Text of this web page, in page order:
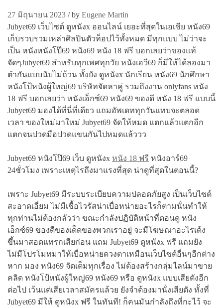
27 มิถุนายน 2023 / by Eugene Martin
Jubyet69 เว็บไซต์ ดูหนังx ออนไลน์ เยอะที่สุดในเอเชีย หนัง69
เก็บรวบรวมเหล่าศิลปินตัวท็อปไว้ทั้งหมด มีทุกแบบ ไม่ว่าจะ
เป็น หนังหนังโป๊69 หนัง69 หนัง 18 ฟรี บอกเลยว่าของแท้
จัดๆJubyet69 สำหรับทุกเพศทุกวัย หนังเอวี69 ก็มีให้ได้ลองมา
ตำกันแบบนับไม่ถ้วน ทั้งยัง ดูหนังx นักเรียน หนัง69 นักศึกษา
หนังโป้หนังผู้ใหญ่69 บริษัทจัดหาคู่ รวมถึงงาน onlyfans หนัง
18 ฟรี บอกเลยว่า หนังเอ็กซ์69 หนัง69 ของดี หนัง 18 ฟรี แบบนี้
Jubyet69 มองได้ที่นี่ที่เดียว แถมอัพเดททุกวันแทบจะตลอด
เวลา ของใหม่มาใหม่ Jubyet69 จัดให้หมด แตกแล้วแตกอีก
แตกจนปวดมือปวดแขนกันไปหมดแล้ววว
Jubyet69 หนังโป๊69 เว็บ ดูหนังx หนัง 18 ฟรี หนังอาร์69
24ชั่วโมง เพราะเหตุไรถึงมาแรงที่สุด น่าดูที่สุดในตอนนี้?
เพราะ Jubyet69 มีระบบระเบียบความปลอดภัยสูง เป็นเว็บไซต์
สะอาดเอี่ยม ไม่มีเชื้อไวรัสน่าเบื่อหน่ายอะไรก็ตามนั่นทำให้
ทุกท่านไม่ต้องกลัวว่า ขณะกำลังปฏิบัติหน้าที่ตอนดู หนัง
เอ็กซ์69 ของดีของเด็ดของพวกเราอยู่ จะมีโฆษณาอะไรเด้ง
ขึ้นมาสอดแทรกเสียก่อน แถม Jubyet69 ดูหนังx ฟรี แถมยัง
ไม่มีโปรโมทมาให้เบื่อหน่ายดวงตาเหมือนเว็บไซต์อื่นๆอีกต่าง
หาก มอง หนัง69 จัดเต็มทุกเรื่อง ไม่ต้องสร้างกลุ่มไลน์มาขาย
คลิด หนังโป้หนังผู้ใหญ่69 หนัง69 หรือ ดูหนังx แบบเสียตังอีก
ต่อไป เว้นแต่เสียเวลาสมัครแล้วย ยังจำต้องมานั่งเสียตัง ทั้งที่
Jubyet69 มีให้ ดูหนังx ฟรี ในทันที! ก็คนมันกำลังถึงที่กะไว้ จะ